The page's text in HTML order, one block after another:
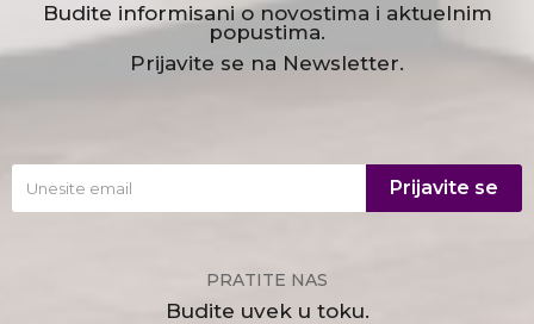
Budite informisani o novostima i aktuelnim
popustima.
Prijavite se na Newsletter.
Prijavite se
PRATITE NAS
Budite uvek u toku.